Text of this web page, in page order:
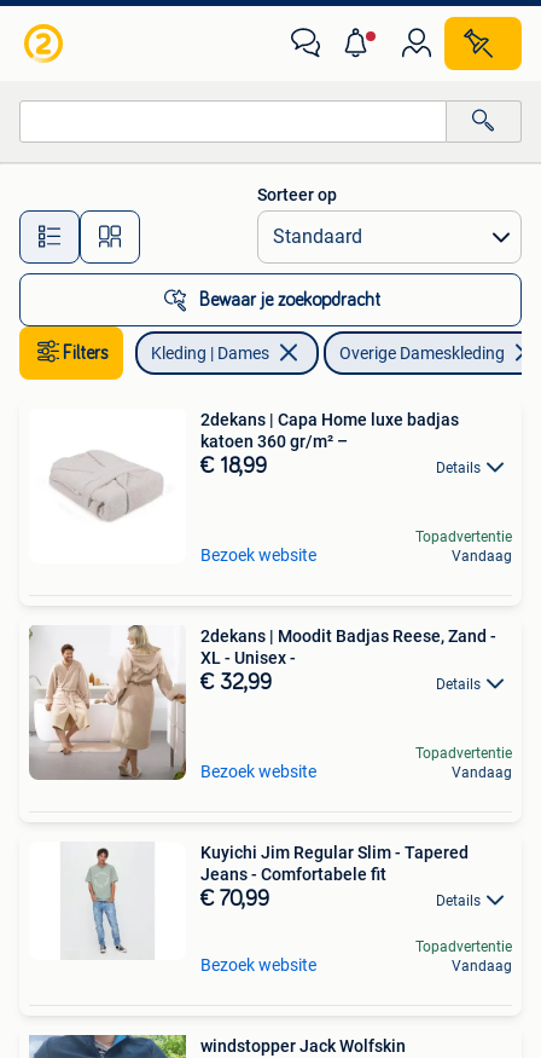
Alle afstanden…
Sorteer op
Bewaar je zoekopdracht
Filters Kleding | Dames Overige Dameskleding
2dekans | Capa Home luxe badjas
katoen 360 gr/m² –
€ 18,99 Details
Bezoek website
Topadvertentie
Vandaag
2dekans | Moodit Badjas Reese, Zand -
XL - Unisex -
€ 32,99 Details
Bezoek website
Topadvertentie
Vandaag
Kuyichi Jim Regular Slim - Tapered
Jeans - Comfortabele fit
€ 70,99 Details
Bezoek website
Topadvertentie
Vandaag
windstopper Jack Wolfskin